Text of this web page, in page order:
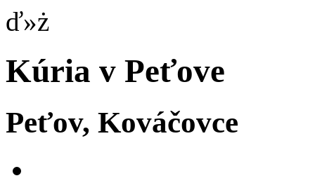
ď»ż
Kúria v Peťove
Peťov, Kováčovce